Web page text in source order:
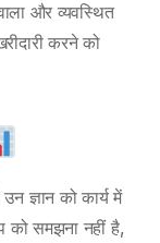
और व्यवस्थित
करने को
ज्ञान को कार्य में
समझना नहीं है,